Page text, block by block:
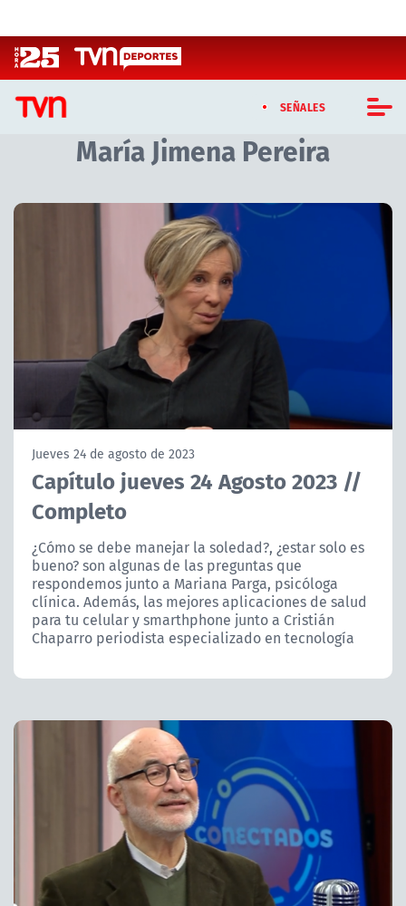
SEÑALES
CASTING MASTERCHEF CHILE
CASTING TVN VERTICAL
TELESERIES
NTV
ACTUALIDAD Y TENDENCIAS
CORPORATIVO Y TRANSPARENCIA
CANAL DE DENUNCIAS
ÁREA DE PROYECTOS
María Jimena Pereira
Jueves 24 de agosto de 2023
Capítulo jueves 24 Agosto 2023 //
Completo
¿Cómo se debe manejar la soledad?, ¿estar solo es
bueno? son algunas de las preguntas que
respondemos junto a Mariana Parga, psicóloga
clínica. Además, las mejores aplicaciones de salud
para tu celular y smarthphone junto a Cristián
Chaparro periodista especializado en tecnología